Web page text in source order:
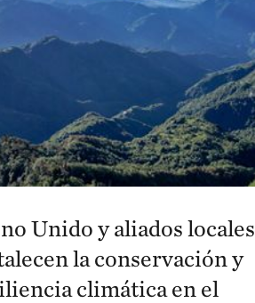
Unido y aliados locales
la conservación y
climática en el